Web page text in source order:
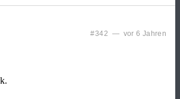
#342 — vor 6 Jahren